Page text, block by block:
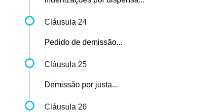
Cláusula 24
Pedido de demissão...
Cláusula 25
Demissão por justa...
Cláusula 26